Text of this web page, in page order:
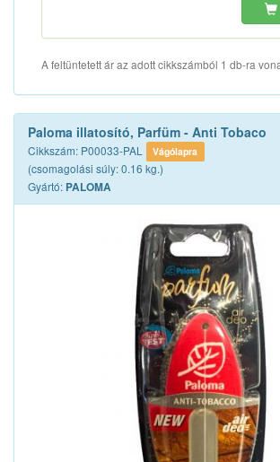
A feltüntetett ár az adott cikkszámból 1 db-ra
Paloma illatosító, Parfüm - Anti Tobaco
Cikkszám: P00033-PAL Vágólapra
(csomagolási súly: 0.16 kg.)
Gyártó: PALOMA